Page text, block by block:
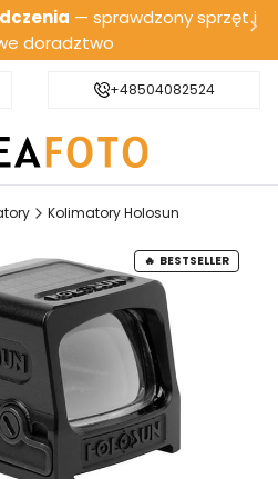
— sprawdzony sprzęt i
doradztwo
Bezpieczna wysyłka
+48504082524
Kolimatory Holosun
BESTSELLER